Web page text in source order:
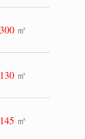
300㎡
130㎡
145 ㎡